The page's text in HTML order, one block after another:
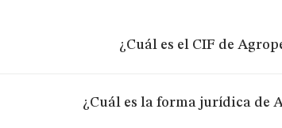
¿Cuál es el CIF de
¿Cuál es la forma jurídica de